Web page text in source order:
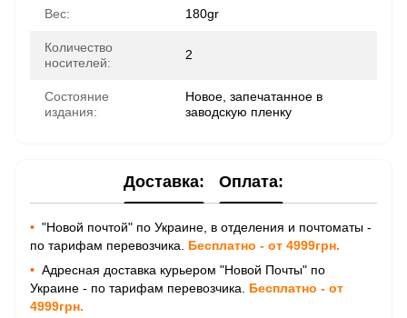
Вес: 180gr
Количество
носителей:
2
Состояние
издания:
Новое, запечатанное в
заводскую пленку
Доставка: Оплата:
• "Новой почтой" по Украине, в отделения и почтоматы -
по тарифам перевозчика. Бесплатно - от 4999грн.
• Адресная доставка курьером "Новой Почты" по
Украине - по тарифам перевозчика. Бесплатно - от
4999грн.